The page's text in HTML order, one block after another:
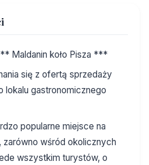
Maldanin koło Pisza ***
się z ofertą sprzedaży
lokalu gastronomicznego
popularne miejsce na
zarówno wśród okolicznych
wszystkim turystów, o